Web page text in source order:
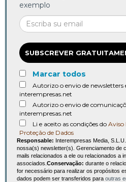
exemplo
SUBSCREVER
Marcar todos
Autorizo o envio de newsletters
interempresas.net
Autorizo o envio de
interempresas.net
Li e aceito as condições do Aviso
Proteção de Dados
Responsable: Interempresas Media, S.L.U.
nossa(s) newsletter(s). Gerenciamento de
mails relacionados a ele ou relacionados a
associados. Conservação: durante o
for necessário para realizar os propósitos
dados podem ser transferidos para outras